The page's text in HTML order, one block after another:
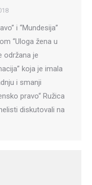
i “Mundesija”
“Uloga žena u
održana je
koja je imala
i smanji
pravo“ Ružica
diskutovali na